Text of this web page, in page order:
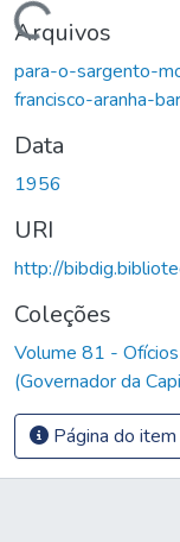
Carregando...
Arquivos
para-o-sargento-
francisco-aranha-
Data
1956
URI
http://
Coleções
Volume 81 -
(Governador da
Página do